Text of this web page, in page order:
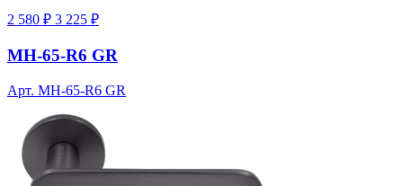
2 580 ₽ 3 225 ₽
MH-65-R6 GR
Арт. MH-65-R6 GR